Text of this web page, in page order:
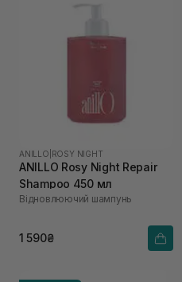
ANILLO ROSY NIGHT
ANILLO Rosy Night Repair
Shampoo 450 мл
Відновлюючий шампунь
1 590₴